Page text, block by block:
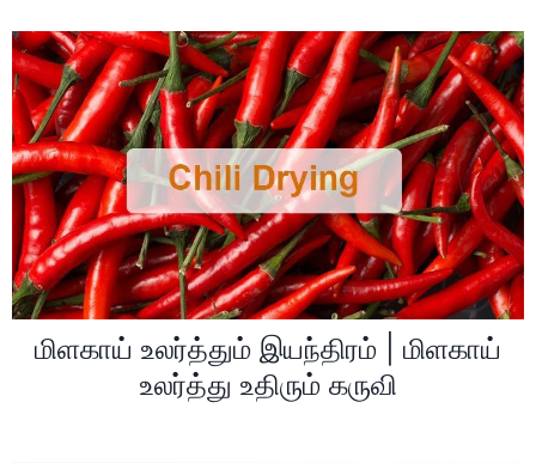
மிளகாய் உலர்த்தும் இயந்திரம் | மிளகாய்
உலர்த்து உதிரும் கருவி